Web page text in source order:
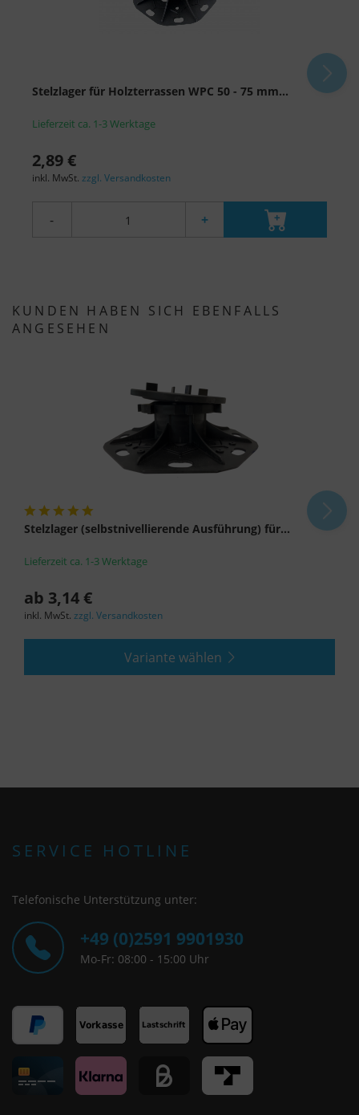
Stelzlager für Holzterrassen WPC 50 - 75 mm...
Lieferzeit ca. 1-3 Werktage
2,89 €
inkl. MwSt. zzgl. Versandkosten
- +
KUNDEN HABEN SICH EBENFALLS
ANGESEHEN
Stelzlager (selbstnivellierende Ausführung) für...
Lieferzeit ca. 1-3 Werktage
ab 3,14 €
inkl. MwSt. zzgl. Versandkosten
Variante wählen
SERVICE HOTLINE
Telefonische Unterstützung unter:
+49 (0)2591 9901930
Mo-Fr: 08:00 - 15:00 Uhr